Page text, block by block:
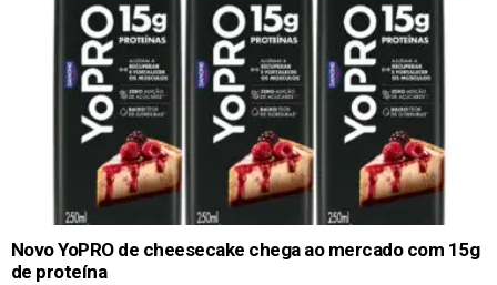
Novo YoPRO de cheesecake chega ao mercado com 15g
de proteína